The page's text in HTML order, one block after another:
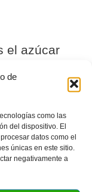
de
como las
del dispositivo. El
datos como el
únicas en este sitio.
negativamente a
el azúcar
sal, la